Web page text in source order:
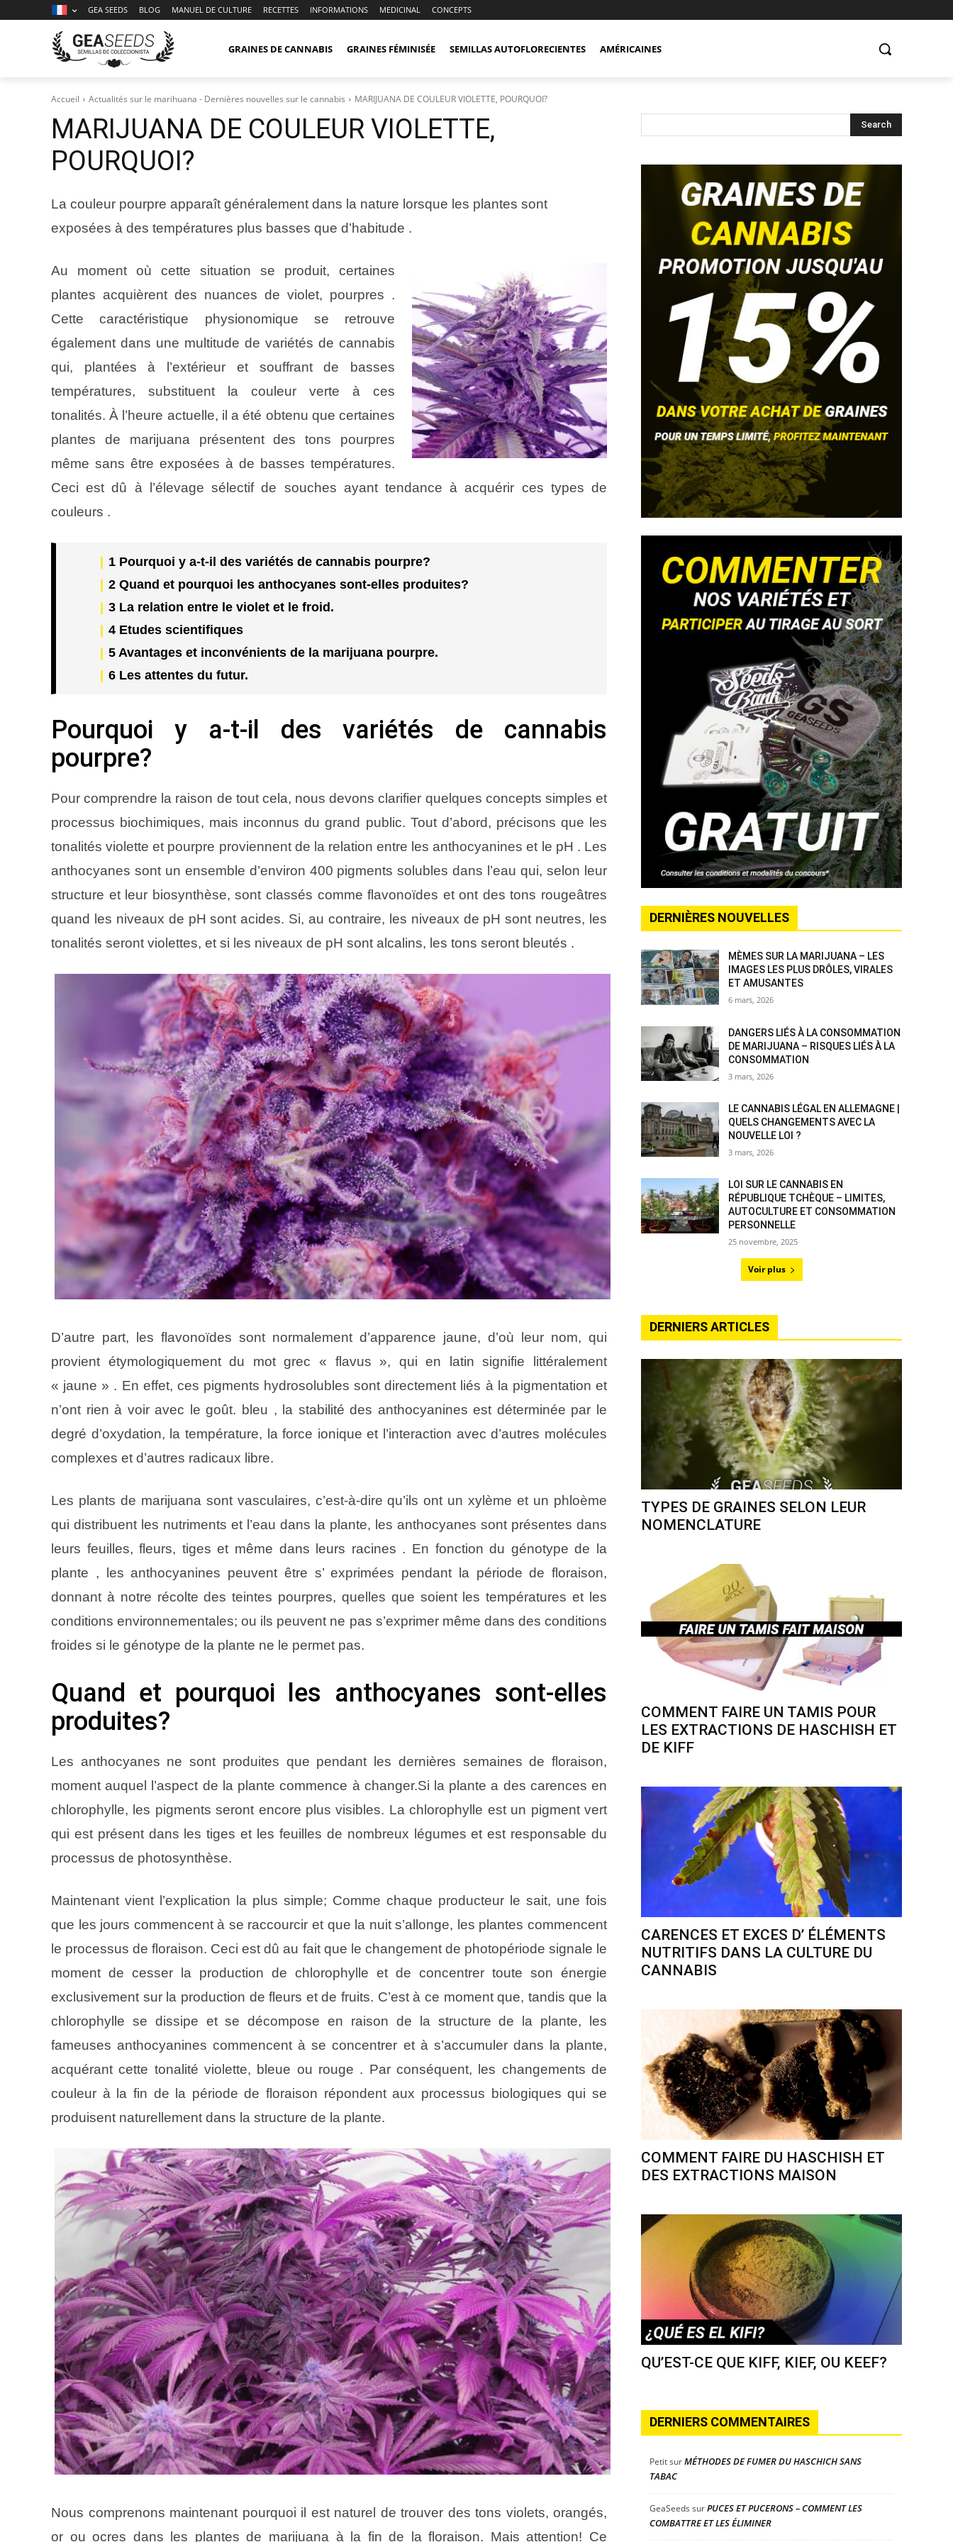
GEA SEEDS BLOG MANUEL DE CULTURE RECETTES INFORMATIONS MEDICINAL CONCEPTS
GRAINES DE CANNABIS GRAINES FÉMINISÉE SEMILLAS AUTOFLORECIENTES AMÉRICAINES
Accueil Actualités sur le marihuana - Dernières nouvelles sur le cannabis MARIJUANA DE COULEUR VIOLETTE, POURQUOI?
MARIJUANA DE COULEUR VIOLETTE,
POURQUOI?
La couleur pourpre apparaît généralement dans la nature lorsque les plantes sont
exposées à des températures plus basses que d’habitude .
Au moment où cette situation se produit, certaines
plantes acquièrent des nuances de violet, pourpres .
Cette caractéristique physionomique se retrouve
également dans une multitude de variétés de cannabis
qui, plantées à l’extérieur et souffrant de basses
températures, substituent la couleur verte à ces
tonalités. À l’heure actuelle, il a été obtenu que certaines
plantes de marijuana présentent des tons pourpres
même sans être exposées à de basses températures.
Ceci est dû à l’élevage sélectif de souches ayant tendance à acquérir ces types de
couleurs .
1 Pourquoi y a-t-il des variétés de cannabis pourpre?
2 Quand et pourquoi les anthocyanes sont-elles produites?
3 La relation entre le violet et le froid.
4 Etudes scientifiques
5 Avantages et inconvénients de la marijuana pourpre.
6 Les attentes du futur.
Pourquoi y a-t-il des variétés de cannabis
pourpre?
Pour comprendre la raison de tout cela, nous devons clarifier quelques concepts simples et
processus biochimiques, mais inconnus du grand public. Tout d’abord, précisons que les
tonalités violette et pourpre proviennent de la relation entre les anthocyanines et le pH . Les
anthocyanes sont un ensemble d’environ 400 pigments solubles dans l’eau qui, selon leur
structure et leur biosynthèse, sont classés comme flavonoïdes et ont des tons rougeâtres
quand les niveaux de pH sont acides. Si, au contraire, les niveaux de pH sont neutres, les
tonalités seront violettes, et si les niveaux de pH sont alcalins, les tons seront bleutés .
D’autre part, les flavonoïdes sont normalement d’apparence jaune, d’où leur nom, qui
provient étymologiquement du mot grec « flavus », qui en latin signifie littéralement
« jaune » . En effet, ces pigments hydrosolubles sont directement liés à la pigmentation et
n’ont rien à voir avec le goût. bleu , la stabilité des anthocyanines est déterminée par le
degré d’oxydation, la température, la force ionique et l’interaction avec d’autres molécules
complexes et d’autres radicaux libre.
Les plants de marijuana sont vasculaires, c’est-à-dire qu’ils ont un xylème et un phloème
qui distribuent les nutriments et l’eau dans la plante, les anthocyanes sont présentes dans
leurs feuilles, fleurs, tiges et même dans leurs racines . En fonction du génotype de la
plante , les anthocyanines peuvent être s’ exprimées pendant la période de floraison,
donnant à notre récolte des teintes pourpres, quelles que soient les températures et les
conditions environnementales; ou ils peuvent ne pas s’exprimer même dans des conditions
froides si le génotype de la plante ne le permet pas.
Quand et pourquoi les anthocyanes sont-elles
produites?
Les anthocyanes ne sont produites que pendant les dernières semaines de floraison,
moment auquel l’aspect de la plante commence à changer.Si la plante a des carences en
chlorophylle, les pigments seront encore plus visibles. La chlorophylle est un pigment vert
qui est présent dans les tiges et les feuilles de nombreux légumes et est responsable du
processus de photosynthèse.
Maintenant vient l’explication la plus simple; Comme chaque producteur le sait, une fois
que les jours commencent à se raccourcir et que la nuit s’allonge, les plantes commencent
le processus de floraison. Ceci est dû au fait que le changement de photopériode signale le
moment de cesser la production de chlorophylle et de concentrer toute son énergie
exclusivement sur la production de fleurs et de fruits. C’est à ce moment que, tandis que la
chlorophylle se dissipe et se décompose en raison de la structure de la plante, les
fameuses anthocyanines commencent à se concentrer et à s’accumuler dans la plante,
acquérant cette tonalité violette, bleue ou rouge . Par conséquent, les changements de
couleur à la fin de la période de floraison répondent aux processus biologiques qui se
produisent naturellement dans la structure de la plante.
Nous comprenons maintenant pourquoi il est naturel de trouver des tons violets, orangés,
or ou ocres dans les plantes de marijuana à la fin de la floraison. Mais attention! Ce
Search
DERNIÈRES NOUVELLES
MÈMES SUR LA MARIJUANA – LES
IMAGES LES PLUS DRÔLES, VIRALES
ET AMUSANTES
6 mars, 2026
DANGERS LIÉS À LA CONSOMMATION
DE MARIJUANA – RISQUES LIÉS À LA
CONSOMMATION
3 mars, 2026
LE CANNABIS LÉGAL EN ALLEMAGNE |
QUELS CHANGEMENTS AVEC LA
NOUVELLE LOI ?
3 mars, 2026
LOI SUR LE CANNABIS EN
RÉPUBLIQUE TCHÈQUE – LIMITES,
AUTOCULTURE ET CONSOMMATION
PERSONNELLE
25 novembre, 2025
Voir plus
DERNIERS ARTICLES
TYPES DE GRAINES SELON LEUR
NOMENCLATURE
COMMENT FAIRE UN TAMIS POUR
LES EXTRACTIONS DE HASCHISH ET
DE KIFF
CARENCES ET EXCES D’ ÉLÉMENTS
NUTRITIFS DANS LA CULTURE DU
CANNABIS
COMMENT FAIRE DU HASCHISH ET
DES EXTRACTIONS MAISON
QU’EST-CE QUE KIFF, KIEF, OU KEEF?
DERNIERS COMMENTAIRES
PetitsurMÉTHODES DE FUMER DU HASCHICH SANS
TABAC
GeaSeeds surPUCES ET PUCERONS – COMMENT LES
COMBATTRE ET LES ÉLIMINER